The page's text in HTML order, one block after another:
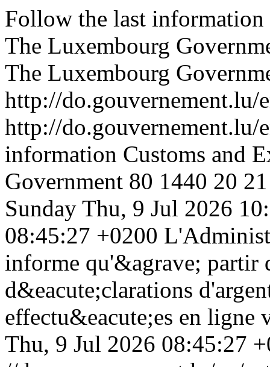
Follow the last information
The Luxembourg
The Luxembourg
http://do.gouvernement.lu/
http://do.gouvernement.lu/
information Customs and
Government 80 1440 20 21
Sunday Thu, 9 Jul 2026
08:45:27 +0200
informe qu'&agrave; partir
d&eacute;clarations
effectu&eacute;es en
Thu, 9 Jul 2026 08:45:27